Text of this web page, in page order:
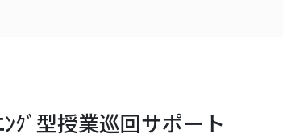
ﾞ型授業巡回サポート